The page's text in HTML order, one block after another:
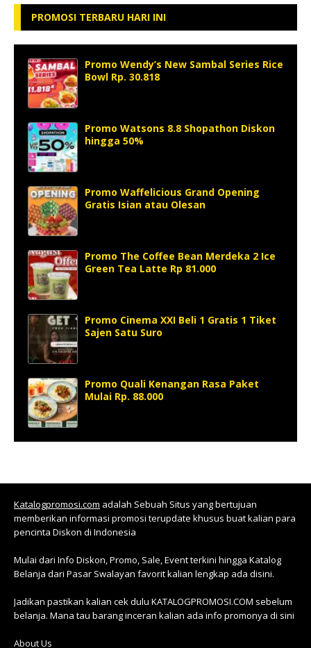
PROMOSI TERBARU HARI INI
Promo Wendy’s New Sambal Series Rice
Bowl Rp. 30.818
Promo Watsons 8.8 Shopathon Diskon
hingga 50%
Promo Waffelicious Grand Opening
Gratis Isian atau Olesan
Promo The Coffee Bean Merdeka 2 Ice
Green Tea Latte Rp 81.000
Promo Cinema XXI Beli 1 Gratis 1 Tiket
Sajen Satu Suro
Promo Quali Kenangan Rasa Paket
Mulai Rp. 88.000
Katalogpromosi.com adalah Sebuah Situs yang bertujuan
memberikan informasi promosi terupdate khusus buat kalian para
pencinta Diskon di Indonesia
Mulai dari Info Diskon, Promo, Sale, Event terkini hingga Katalog
Belanja dari Pasar Swalayan favorit kalian lengkap ada disini.
Jadikan pastikan kalian cek dulu KATALOGPROMOSI.COM sebelum
belanja. Mana tau barang inceran kalian ada info promonya di sini
About Us